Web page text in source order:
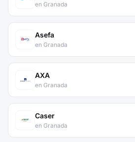
en Granada
Asefa
en Granada
AXA
en Granada
Caser
en Granada